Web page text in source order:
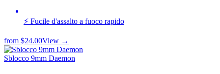
⚡ Fucile d'assalto a fuoco rapido
from $24.00View →
Sblocco 9mm Daemon